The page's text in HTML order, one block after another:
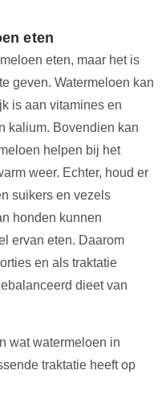
eten
eten, maar het is
geven. Watermeloen kan
is aan vitamines en
kalium. Bovendien kan
helpen bij het
weer. Echter, houd er
suikers en vezels
honden kunnen
ervan eten. Daarom
en als traktatie
dieet van
wat watermeloen in
traktatie heeft op